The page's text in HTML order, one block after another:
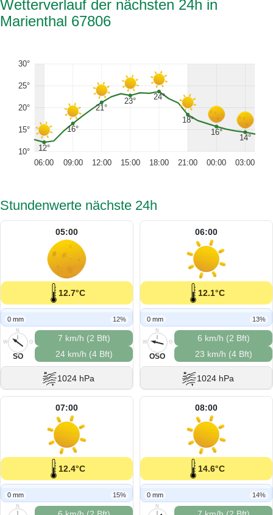
Wetterverlauf der nächsten 24h in
Marienthal 67806
10°
15°
20°
25°
30°
12°
16°
21°
23° 24°
18°
16°
14°
06:00 09:00 12:00 15:00 18:00 21:00 00:00 03:00
Stundenwerte nächste 24h
05:00
12.7°C
0 mm 12%
N
O
S
W
SO
7 km/h (2 Bft)
24 km/h (4 Bft)
1024 hPa
06:00
12.1°C
0 mm 13%
N
O
S
W
OSO
6 km/h (2 Bft)
23 km/h (4 Bft)
1024 hPa
07:00
12.4°C
0 mm 15%
N
08:00
14.6°C
0 mm 14%
N